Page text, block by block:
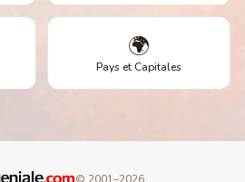
🌍
Pays et Capitales